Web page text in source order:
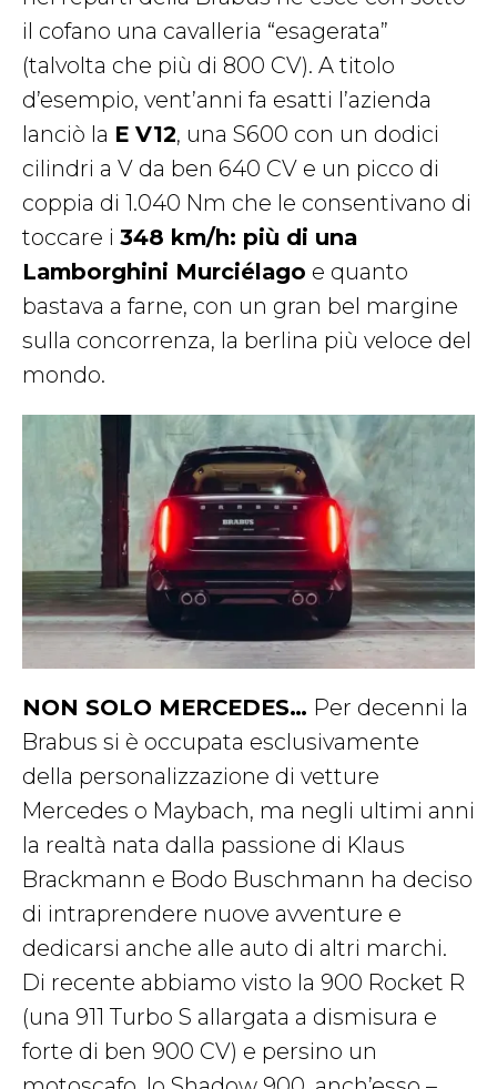
il cofano una cavalleria “esagerata”
(talvolta che più di 800 CV). A titolo
d’esempio, vent’anni fa esatti l’azienda
lanciò la E V12, una S600 con un dodici
cilindri a V da ben 640 CV e un picco di
coppia di 1.040 Nm che le consentivano di
toccare i 348 km/h: più di una
Lamborghini Murciélago e quanto
bastava a farne, con un gran bel margine
sulla concorrenza, la berlina più veloce del
mondo.
NON SOLO MERCEDES… Per decenni la
Brabus si è occupata esclusivamente
della personalizzazione di vetture
Mercedes o Maybach, ma negli ultimi anni
la realtà nata dalla passione di Klaus
Brackmann e Bodo Buschmann ha deciso
di intraprendere nuove avventure e
dedicarsi anche alle auto di altri marchi.
Di recente abbiamo visto la 900 Rocket R
(una 911 Turbo S allargata a dismisura e
forte di ben 900 CV) e persino un